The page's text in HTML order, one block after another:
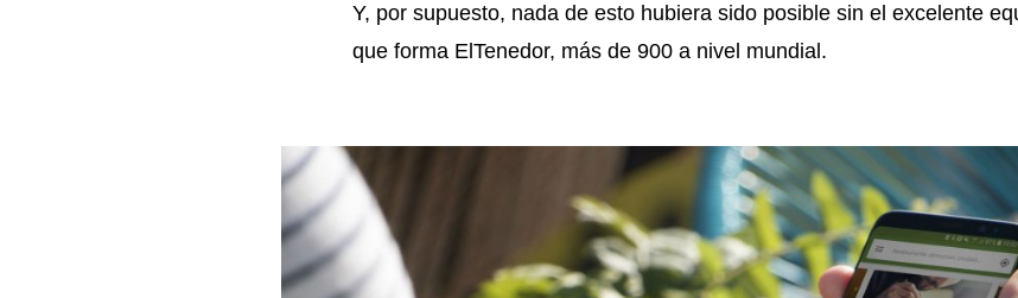
Y, por supuesto, nada de esto hubiera sido posible sin el excelente
que forma ElTenedor, más de 900 a nivel mundial.